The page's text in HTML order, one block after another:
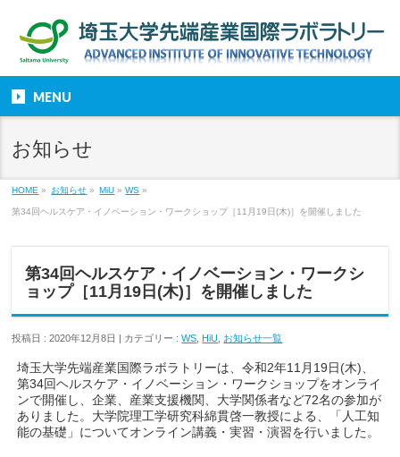
MENU
お知らせ
HOME » お知らせ » MiU »WS »
第34回ヘルスケア・イノベーション・ワークショップ［11月19日(木)］を開催しました
第34回ヘルスケア・イノベーション・ワークシ
ョップ［11月19日(木)］を開催しました
投稿日 : 2020年12月8日 | カテゴリー :WS ,HiU お知らせ一覧
埼玉大学先端産業国際ラボラトリーは、令和2年11月19日(木)、
第34回ヘルスケア・イノベーション・ワークショップをオンライ
ンで開催し、企業、産業支援機関、大学関係者など72名の参加が
ありました。大学院理工学研究科綿貫啓一教授による、「人工知
能の基礎」についてオンライン講義・実習・演習を行いました。